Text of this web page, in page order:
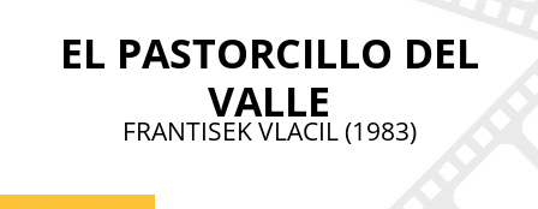
EL PASTORCILLO DEL
VALLE
FRANTISEK VLACIL (1983)